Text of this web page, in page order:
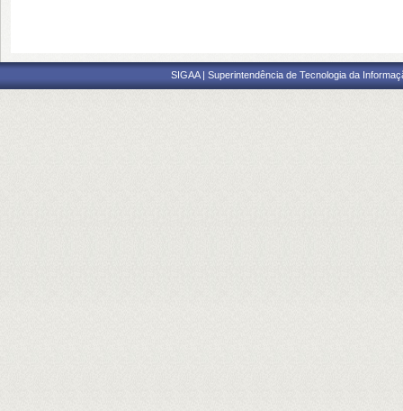
SIGAA | Superintendência de Tecnologia da